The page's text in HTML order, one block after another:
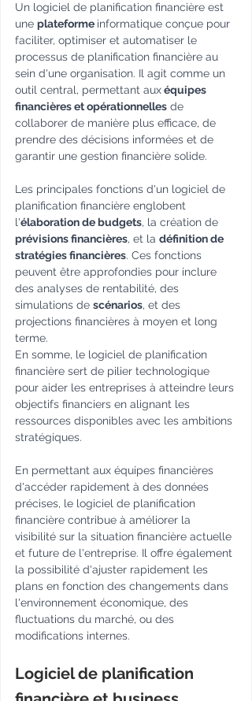
Un logiciel de planification financière est
une plateforme informatique conçue pour
faciliter, optimiser et automatiser le
processus de planification financière au
sein d'une organisation. Il agit comme un
outil central, permettant aux équipes
financières et opérationnelles de
collaborer de manière plus efficace, de
prendre des décisions informées et de
garantir une gestion financière solide.
Les principales fonctions d'un logiciel de
planification financière englobent
l'élaboration de budgets, la création de
prévisions financières, et la définition de
stratégies financières. Ces fonctions
peuvent être approfondies pour inclure
des analyses de rentabilité, des
simulations de scénarios, et des
projections financières à moyen et long
terme.
En somme, le logiciel de planification
financière sert de pilier technologique
pour aider les entreprises à atteindre leurs
objectifs financiers en alignant les
ressources disponibles avec les ambitions
stratégiques.
En permettant aux équipes financières
d'accéder rapidement à des données
précises, le logiciel de planification
financière contribue à améliorer la
visibilité sur la situation financière actuelle
et future de l'entreprise. Il offre également
la possibilité d'ajuster rapidement les
plans en fonction des changements dans
l'environnement économique, des
fluctuations du marché, ou des
modifications internes.
Logiciel de planification